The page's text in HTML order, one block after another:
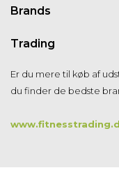
Brands
Trading
Er du mere til køb af
du finder de bedste